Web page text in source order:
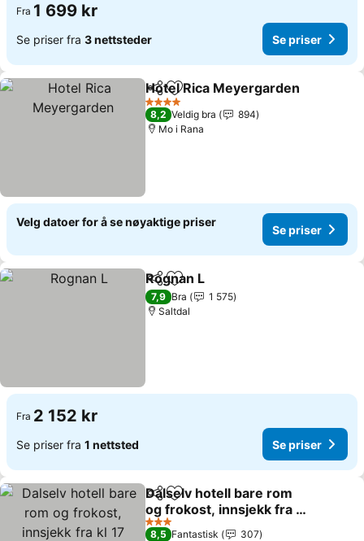
Fra 1 699 kr
Se priser fra 3 nettsteder Se priser
Del Legg til i favoritter
Hotel Rica Meyergarden
4 Stjerner
8,2 Veldig bra
894
Mo i Rana
Velg datoer for å se nøyaktige priser
Se priser
Del Legg til i favoritter
Rognan L
7,9 Bra
1 575
Saltdal
Fra 2 152 kr
Se priser fra 1 nettsted Se priser
Del Legg til i favoritter
Dalselv hotell bare rom
og frokost, innsjekk fra kl
17
Se priser
3 Stjerner
8,5 Fantastisk
307